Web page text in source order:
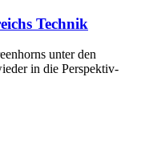
Technik
unter den
in die Perspektiv-